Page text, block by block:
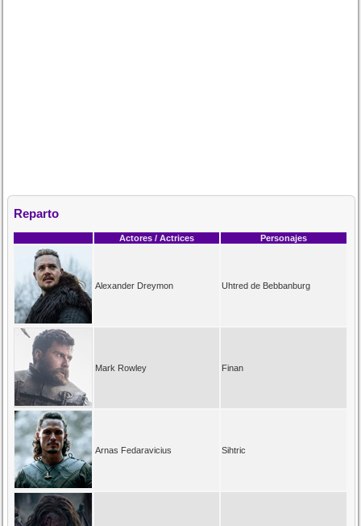
Reparto
Actores / Actrices Personajes
Alexander Dreymon Uhtred de Bebbanburg
Mark Rowley Finan
Arnas Fedaravicius Sihtric